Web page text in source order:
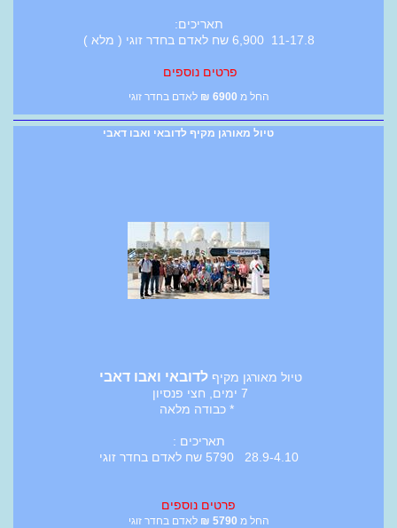
תאריכים:
11-17.8 6,900 שח לאדם בחדר זוגי ( מלא )
פרטים נוספים
החל מ 6900
₪ לאדם בחדר זוגי
טיול מאורגן מקיף לדובאי ואבו דאבי
טיול מאורגן מקיףלדובאי ואבו דאבי
7 ימים, חצי פנסיון
* כבודה מלאה
תאריכים :
28.9-4.10 5790 שח לאדם בחדר זוגי
פרטים נוספים
החל מ 5790
₪ לאדם בחדר זוגי